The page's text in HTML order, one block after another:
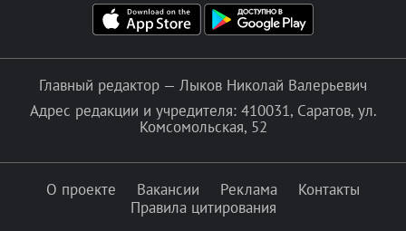
Главный редактор — Лыков Николай Валерьевич
Адрес редакции и учредителя: 410031, Саратов, ул.
Комсомольская, 52
О проекте Вакансии Реклама
Контакты
Правила цитирования